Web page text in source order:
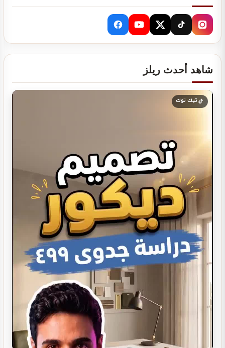
تصميم ديكور مطعم مندي عصري يجذب الزبائن…
تصميم ديكور كوفي شوب مودرن | أفكار…
تصميم ديكور سينما منزلية
شاهد أحدث ريلز
تيك توك